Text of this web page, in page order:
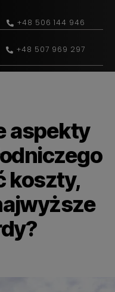
+48 506 144 946
+48 507 969 297
aspekty
koszty,